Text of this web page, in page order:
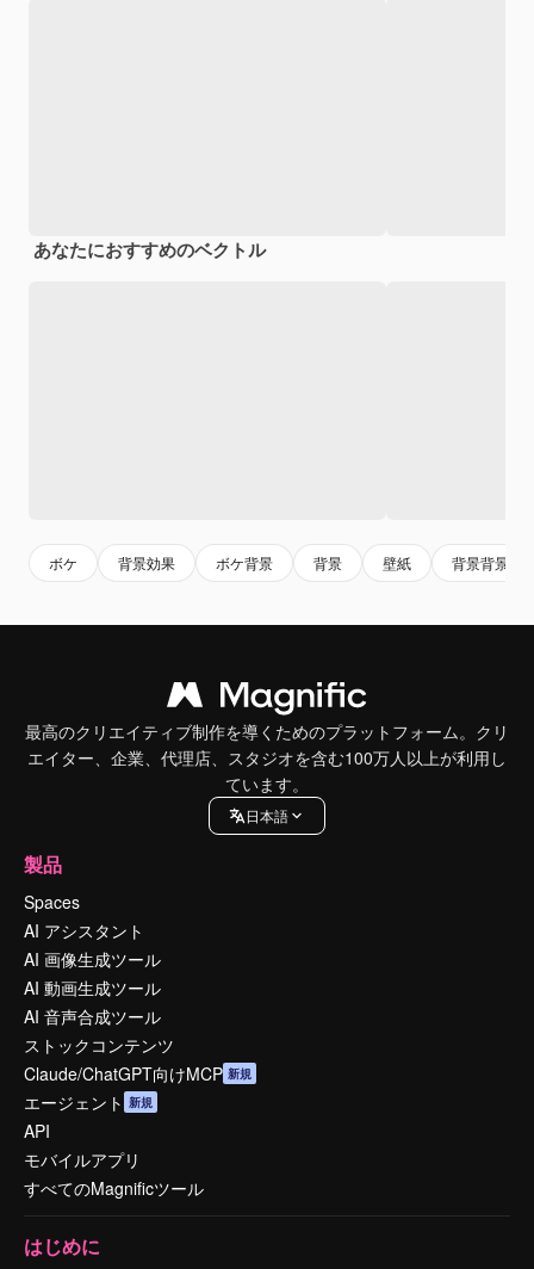
あなたにおすすめのベクトル
ボケ 背景効果 ボケ背景 背景 壁紙 背景背景
最高のクリエイティブ制作を導くためのプラットフォーム。クリ
エイター、企業、代理店、スタジオを含む100万人以上が利用し
ています。
日本語
製品
Spaces
AI アシスタント
AI 画像生成ツール
AI 動画生成ツール
AI 音声合成ツール
ストックコンテンツ
Claude/ChatGPT向けMCP 新規
エージェント 新規
API
モバイルアプリ
すべてのMagnificツール
はじめに